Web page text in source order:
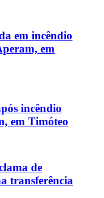
em incêndio
em
incêndio
em Timóteo
de
transferência